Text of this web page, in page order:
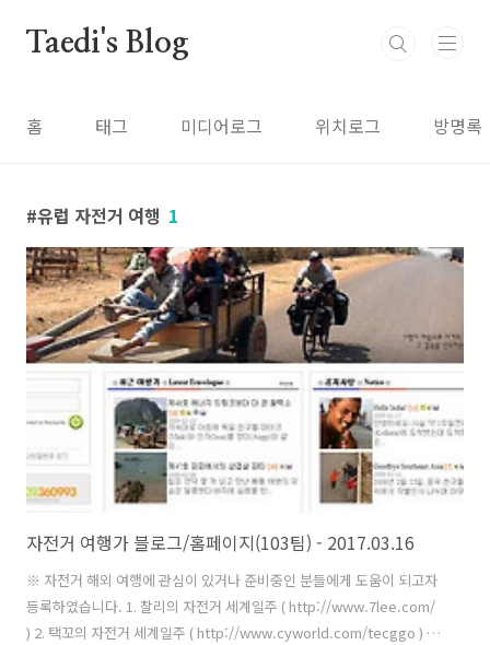
Taedi's Blog
홈 태그 미디어로그 위치로그 방명록
유럽 자전거 여행 1
자전거 여행가 블로그/홈페이지(103팀) - 2017.03.16
※ 자전거 해외 여행에 관심이 있거나 준비중인 분들에게 도움이 되고자
등록하였습니다. 1. 찰리의 자전거 세계일주 ( http://www.7lee.com/
) 2. 택꼬의 자전거 세계일주 ( http://www.cyworld.com/tecggo ) 3.